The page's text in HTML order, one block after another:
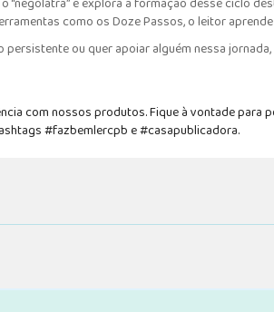
como os Doze Passos, o leitor
persistente ou quer apoiar alguém nessa
com nossos produtos. Fique à vontade
#fazbemlercpb e #casapublicadora.